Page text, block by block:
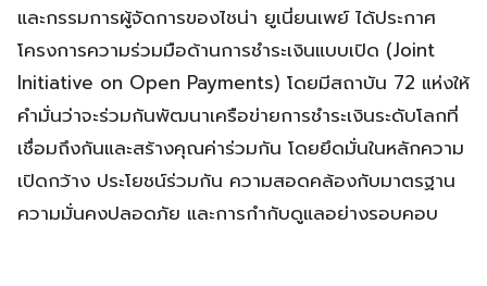
และกรรมการผู้จัดการของไชน่า ยูเนี่ยนเพย์ ได้ประกาศ
โครงการความร่วมมือด้านการชำระเงินแบบเปิด (Joint
Initiative on Open Payments) โดยมีสถาบัน 72 แห่งให้
คำมั่นว่าจะร่วมกันพัฒนาเครือข่ายการชำระเงินระดับโลกที่
เชื่อมถึงกันและสร้างคุณค่าร่วมกัน โดยยึดมั่นในหลักความ
เปิดกว้าง ประโยชน์ร่วมกัน ความสอดคล้องกับมาตรฐาน
ความมั่นคงปลอดภัย และการกำกับดูแลอย่างรอบคอบ